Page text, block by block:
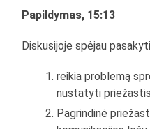
Papildymas, 15:13
Diskusijoje spėjau
reikia problemą
nustatyti
Pagrindinė